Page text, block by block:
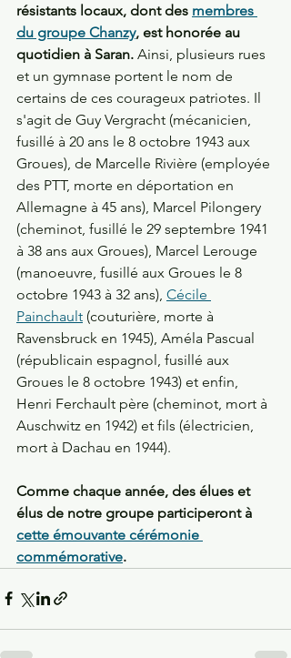
résistants locaux, dont des membres
du groupe Chanzy, est honorée au
quotidien à Saran. Ainsi, plusieurs rues
et un gymnase portent le nom de
certains de ces courageux patriotes. Il
s'agit de Guy Vergracht (mécanicien,
fusillé à 20 ans le 8 octobre 1943 aux
Groues), de Marcelle Rivière (employée
des PTT, morte en déportation en
Allemagne à 45 ans), Marcel Pilongery
(cheminot, fusillé le 29 septembre 1941
à 38 ans aux Groues), Marcel Lerouge
(manoeuvre, fusillé aux Groues le 8
octobre 1943 à 32 ans), Cécile
Painchault (couturière, morte à
Ravensbruck en 1945), Améla Pascual
(républicain espagnol, fusillé aux
Groues le 8 octobre 1943) et enfin,
Henri Ferchault père (cheminot, mort à
Auschwitz en 1942) et fils (électricien,
mort à Dachau en 1944).
Comme chaque année, des élues et
élus de notre groupe participeront à
cette émouvante cérémonie
commémorative.